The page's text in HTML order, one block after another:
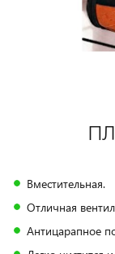
Вместительная.
Отличная
Антицарапное